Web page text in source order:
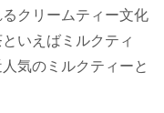
クリームティー文化
いえばミルクティ
気のミルクティーと